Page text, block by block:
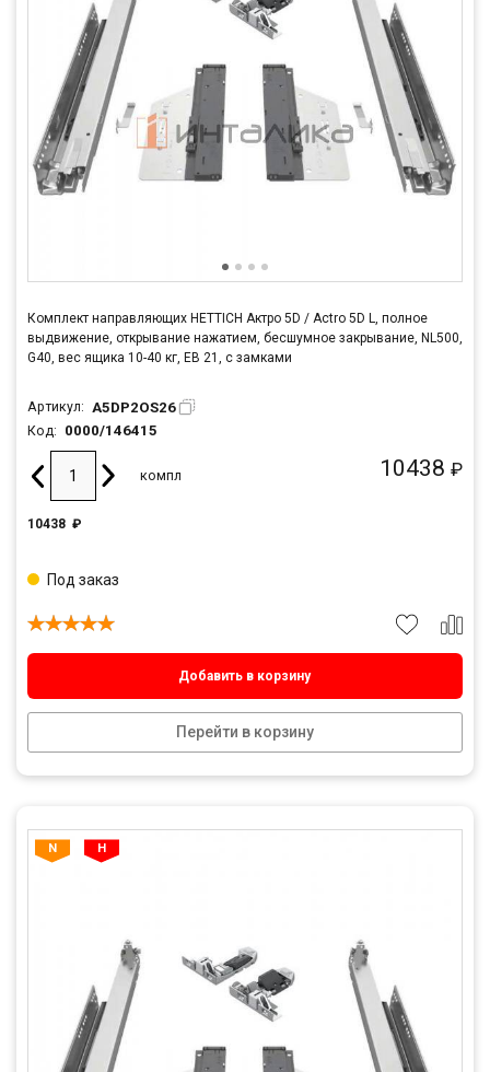
Комплект направляющих HETTICH Актро 5D / Actro 5D L, полное
выдвижение, открывание нажатием, бесшумное закрывание, NL500,
G40, вес ящика 10-40 кг, ЕВ 21, с замками
Артикул: A5DP2OS26
Код: 0000/146415
10438 ₽
компл
10438 ₽
Добавить в корзину
Перейти в корзину
Под заказ